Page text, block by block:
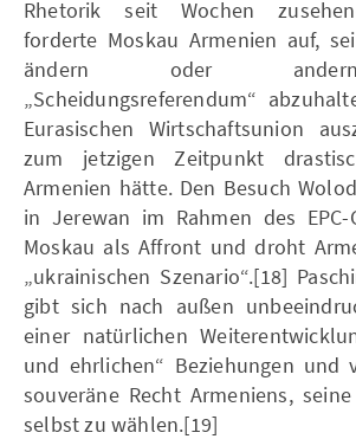
Rhetorik seit Wochen
forderte Moskau Armenien auf,
ändern oder
„Scheidungsreferendum“
Eurasischen Wirtschaftsunion
zum jetzigen Zeitpunkt
Armenien hätte. Den Besuch
in Jerewan im Rahmen des EPC-
Moskau als Affront und droht
„ukrainischen Szenario“.[18]
gibt sich nach außen
einer natürlichen
und ehrlichen“ Beziehungen und
souveräne Recht Armeniens,
selbst zu wählen.[19]